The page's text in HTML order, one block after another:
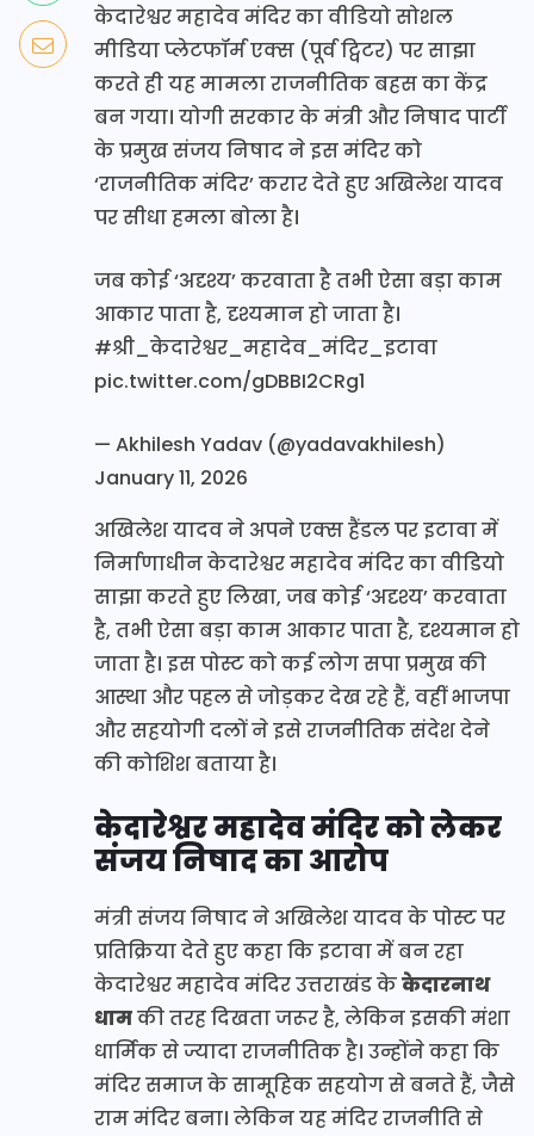
केदारेश्वर महादेव मंदिर का वीडियो सोशल
मीडिया प्लेटफॉर्म एक्स (पूर्व ट्विटर) पर साझा
करते ही यह मामला राजनीतिक बहस का केंद्र
बन गया। योगी सरकार के मंत्री और निषाद पार्टी
के प्रमुख संजय निषाद ने इस मंदिर को
‘राजनीतिक मंदिर’ करार देते हुए अखिलेश यादव
पर सीधा हमला बोला है।
जब कोई ‘अदृश्य’ करवाता है तभी ऐसा बड़ा काम
आकार पाता है, दृश्यमान हो जाता है।
#श्री_केदारेश्वर_महादेव_मंदिर_इटावा
pic.twitter.com/gDBBI2CRg1
— Akhilesh Yadav (@yadavakhilesh)
January 11, 2026
अखिलेश यादव ने अपने एक्स हैंडल पर इटावा में
निर्माणाधीन केदारेश्वर महादेव मंदिर का वीडियो
साझा करते हुए लिखा, जब कोई ‘अदृश्य’ करवाता
है, तभी ऐसा बड़ा काम आकार पाता है, दृश्यमान हो
जाता है। इस पोस्ट को कई लोग सपा प्रमुख की
आस्था और पहल से जोड़कर देख रहे हैं, वहीं भाजपा
और सहयोगी दलों ने इसे राजनीतिक संदेश देने
की कोशिश बताया है।
केदारेश्वर महादेव मंदिर को लेकर
संजय निषाद का आरोप
मंत्री संजय निषाद ने अखिलेश यादव के पोस्ट पर
प्रतिक्रिया देते हुए कहा कि इटावा में बन रहा
केदारेश्वर महादेव मंदिर उत्तराखंड केकेदारनाथ
धामकी तरह दिखता जरूर है, लेकिन इसकी मंशा
धार्मिक से ज्यादा राजनीतिक है। उन्होंने कहा कि
मंदिर समाज के सामूहिक सहयोग से बनते हैं, जैसे
राम मंदिर बना। लेकिन यह मंदिर राजनीति से